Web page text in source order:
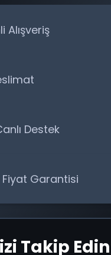
Alışveriş
Destek
Fiyat Garantisi
Takip Edin